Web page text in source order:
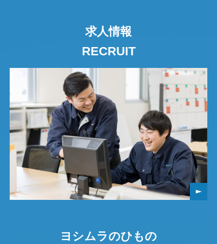
求人情報
RECRUIT
ヨシムラのひもの